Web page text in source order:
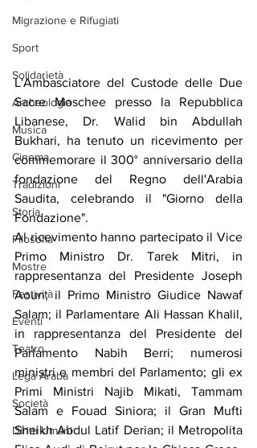
Migrazione e Rifugiati
Sport
Solidarietà
Archeologia
Musica
Cinema
Tradizioni
Storia
Filosofia
Mostre
Festività
Eventi
Teatro
Lega Araba
Società
Diritti Umani
L'Ambasciatore del Custode delle Due
Sacre Moschee presso la Repubblica
Libanese, Dr. Walid bin Abdullah
Bukhari, ha tenuto un ricevimento per
commemorare il 300° anniversario della
fondazione del Regno dell'Arabia
Saudita, celebrando il "Giorno della
Fondazione".
Al ricevimento hanno partecipato il Vice
Primo Ministro Dr. Tarek Mitri, in
rappresentanza del Presidente Joseph
Aoun; il Primo Ministro Giudice Nawaf
Salam; il Parlamentare Ali Hassan Khalil,
in rappresentanza del Presidente del
Parlamento Nabih Berri; numerosi
ministri e membri del Parlamento; gli ex
Primi Ministri Najib Mikati, Tammam
Salam e Fouad Siniora; il Gran Mufti
Sheikh Abdul Latif Derian; il Metropolita